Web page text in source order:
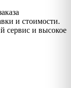
и стоимости.
сервис и высокое